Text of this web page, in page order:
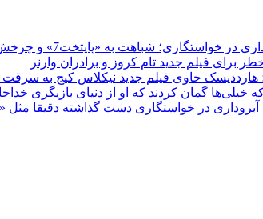
شباهت به «پایتخت7» و چرخش بر مدار تکرار
گمان کردند که او از دنیای بازیگری
در خواستگاری دست گذاشته دقیقا مثل «پایتخت7» |